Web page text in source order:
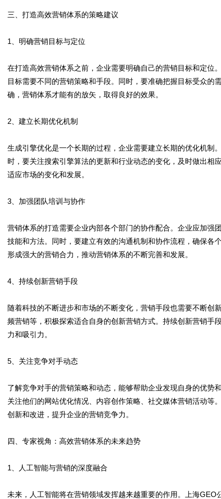
三、打造高效营销体系的策略建议
1、明确营销目标与定位
在打造高效营销体系之前，企业需要明确自己的营销目标和定位
目标需要不同的营销策略和手段。同时，要准确把握目标受众
确，营销体系才能有的放矢，取得良好的效果。
2、建立长期优化机制
生成引擎优化是一个长期的过程，企业需要建立长期的优化机制
时，要关注搜索引擎算法的更新和行业动态的变化，及时做出
适应市场的变化和发展。
3、加强团队培训与协作
营销体系的打造需要企业内部各个部门的协作配合。企业应加强
技能和方法。同时，要建立有效的沟通机制和协作流程，确保各
形成强大的营销合力，推动营销体系的不断完善和发展。
4、持续创新营销手段
随着科技的不断进步和市场的不断变化，营销手段也需要不断
频营销等，积极探索适合自身的创新营销方式。持续创新营销手
力和吸引力。
5、关注竞争对手动态
了解竞争对手的营销策略和动态，能够帮助企业发现自身的优
关注他们的网站优化情况、内容创作策略、社交媒体营销活动
创新和改进，提升企业的营销竞争力。
四、专家视角：高效营销体系的未来趋势
1、人工智能与营销的深度融合
未来，人工智能将在营销领域发挥越来越重要的作用。上海